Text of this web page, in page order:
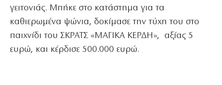
γειτονιάς. Μπήκε στο κατάστημα για τα
καθιερωμένα ψώνια, δοκίμασε την τύχη του στο
παιχνίδι του ΣΚΡΑΤΣ «ΜΑΓΙΚΑ ΚΕΡΔΗ», αξίας 5
ευρώ, και κέρδισε 500.000 ευρώ.